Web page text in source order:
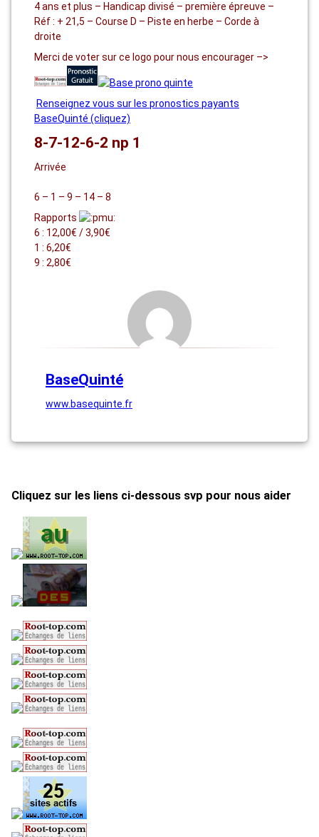
4 ans et plus – Handicap divisé – première épreuve –
Réf : + 21,5 – Course D – Piste en herbe – Corde à
droite
Merci de voter sur ce logo pour nous encourager –>
Renseignez vous sur les pronostics payants
BaseQuinté (cliquez)
8-7-12-6-2 np 1
Arrivée
6 – 1 – 9 – 14 – 8
Rapports
6 : 12,00€ / 3,90€
1 : 6,20€
9 : 2,80€
BaseQuinté
www.basequinte.fr
Cliquez sur les liens ci-dessous svp pour nous aider